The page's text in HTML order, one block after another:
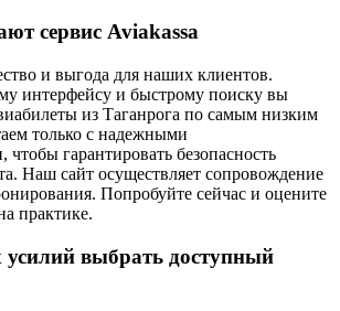
сервис Aviakassa
и выгода для наших клиентов.
интерфейсу и быстрому поиску вы
из Таганрога по самым низким
только с надежными
чтобы гарантировать безопасность
Наш сайт осуществляет сопровождение
Попробуйте сейчас и оцените
практике.
усилий выбрать доступный